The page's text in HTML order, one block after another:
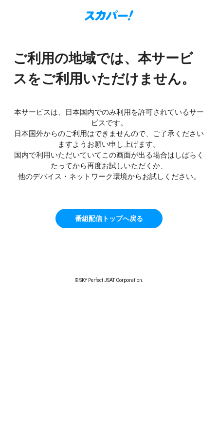
ご利用の地域では、本サービ
スをご利用いただけません。
本サービスは、日本国内でのみ利用を許可されているサー
ビスです。
日本国外からのご利用はできませんので、ご了承ください
ますようお願い申し上げます。
国内で利用いただいていてこの画面が出る場合はしばらく
たってから再度お試しいただくか、
他のデバイス・ネットワーク環境からお試しください。
番組配信トップへ戻る
© SKY Perfect JSAT Corporation.